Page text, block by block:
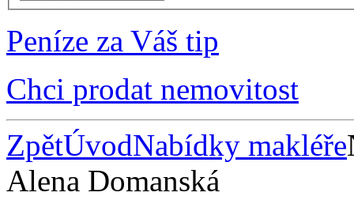
Peníze za Váš tip
Chci prodat nemovitost
ZpětÚvodNabídky makléře
Alena Domanská